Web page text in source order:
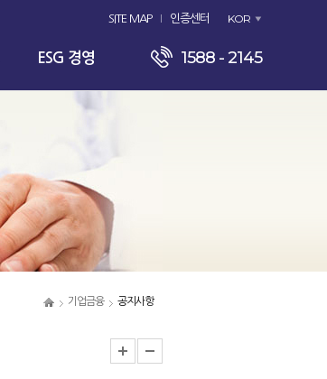
SITE MAP 인증센터 KOR
ESG 경영 1588 - 2145
기업금융 공지사항